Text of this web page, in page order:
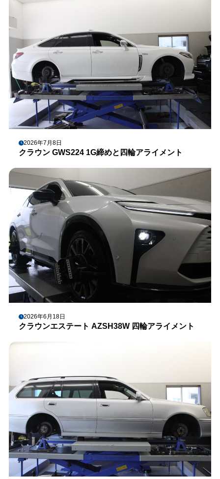
2026年7月8日
クラウン GWS224 1G締めと四輪アライメント
2026年6月18日
クラウンエステート AZSH38W 四輪アライメント